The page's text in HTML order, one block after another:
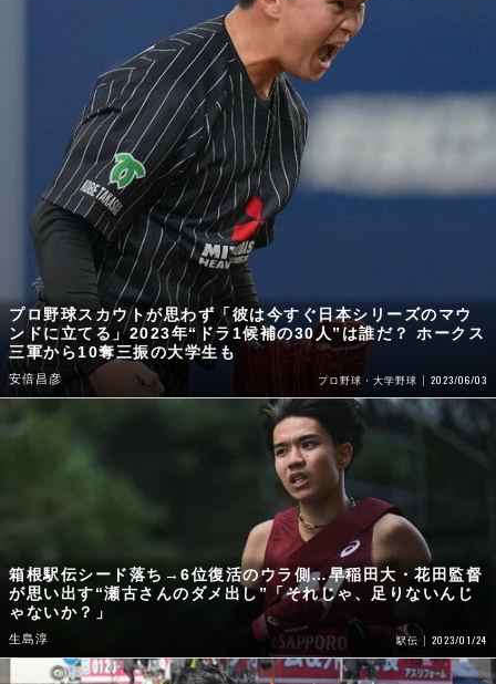
プロ野球スカウトが思わず「彼は今すぐ日本シリーズのマウ
ンドに立てる」2023年“ドラ1候補の30人”は誰だ？ ホークス
三軍から10奪三振の大学生も
安倍昌彦 プロ野球・大学野球 2023/06/03
箱根駅伝シード落ち→6位復活のウラ側…早稲田大・花田監督
が思い出す“瀬古さんのダメ出し”「それじゃ、足りないんじ
ゃないか？」
生島淳 駅伝 2023/01/24